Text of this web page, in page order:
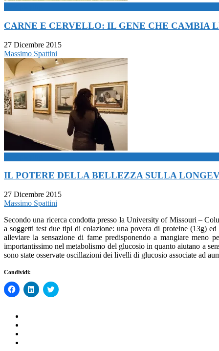
CARNE E CERVELLO: IL GENE CHE CAMBIA
27 Dicembre 2015
Massimo Spattini
IL POTERE DELLA BELLEZZA SULLA
27 Dicembre 2015
Massimo Spattini
Secondo una ricerca condotta presso la University of Missouri –
a soggetti test due tipi di colazione: una povera di proteine (13g)
alleviare la sensazione di fame predisponendo a mangiare meno
importantissimo nel metabolismo del glucosio in quanto aiutano a
sono state osservate oscillazioni dei livelli di glucosio associate ad
Condividi:
Fai
clic
su
Facebook
(Si
apre
una
Fai
clic
Click
to